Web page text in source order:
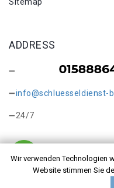
Wir verwenden Technologien
Website stimmen Sie
ADDRESS
info@schluesseldienst-
24/7
Copyright © 2026